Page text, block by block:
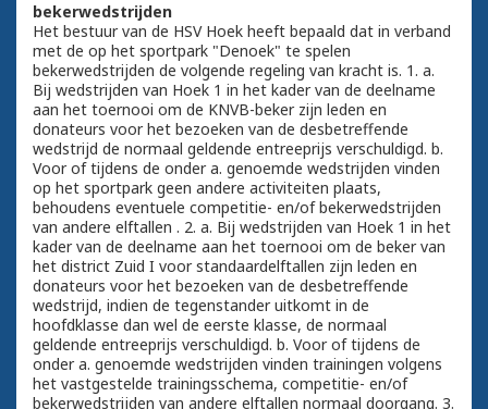
bekerwedstrijden
Het bestuur van de HSV Hoek heeft bepaald dat in verband
met de op het sportpark "Denoek" te spelen
bekerwedstrijden de volgende regeling van kracht is. 1. a.
Bij wedstrijden van Hoek 1 in het kader van de deelname
aan het toernooi om de KNVB-beker zijn leden en
donateurs voor het bezoeken van de desbetreffende
wedstrijd de normaal geldende entreeprijs verschuldigd. b.
Voor of tijdens de onder a. genoemde wedstrijden vinden
op het sportpark geen andere activiteiten plaats,
behoudens eventuele competitie- en/of bekerwedstrijden
van andere elftallen . 2. a. Bij wedstrijden van Hoek 1 in het
kader van de deelname aan het toernooi om de beker van
het district Zuid I voor standaardelftallen zijn leden en
donateurs voor het bezoeken van de desbetreffende
wedstrijd, indien de tegenstander uitkomt in de
hoofdklasse dan wel de eerste klasse, de normaal
geldende entreeprijs verschuldigd. b. Voor of tijdens de
onder a. genoemde wedstrijden vinden trainingen volgens
het vastgestelde trainingsschema, competitie- en/of
bekerwedstrijden van andere elftallen normaal doorgang. 3.